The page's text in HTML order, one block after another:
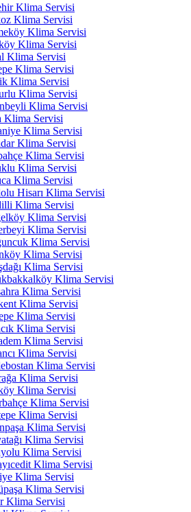
Klima Servisi
Klima Servisi
Klima Servisi
Klima Servisi
Klima Servisi
Klima Servisi
Klima Servisi
Klima Servisi
Klima Servisi
Klima Servisi
Klima Servisi
Klima Servisi
Klima Servisi
Klima Servisi
Klima Servisi
Hisarı Klima Servisi
Klima Servisi
Klima Servisi
Klima Servisi
Klima Servisi
Klima Servisi
Klima Servisi
Klima Servisi
Klima Servisi
Klima Servisi
Klima Servisi
Klima Servisi
Klima Servisi
Klima Servisi
Klima Servisi
Klima Servisi
Klima Servisi
Klima Servisi
Klima Servisi
Klima Servisi
Klima Servisi
Klima Servisi
Klima Servisi
Klima Servisi
Klima Servisi
Klima Servisi